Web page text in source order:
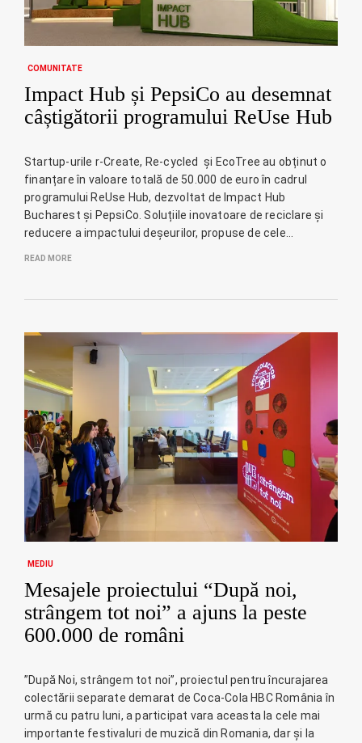
COMUNITATE
Impact Hub și PepsiCo au desemnat
câștigătorii programului ReUse Hub
Startup-urile r-Create, Re-cycled și EcoTree au obținut o
finanțare în valoare totală de 50.000 de euro în cadrul
programului ReUse Hub, dezvoltat de Impact Hub
Bucharest și PepsiCo. Soluțiile inovatoare de reciclare și
reducere a impactului deșeurilor, propuse de cele…
READ MORE
MEDIU
Mesajele proiectului “După noi,
strângem tot noi” a ajuns la peste
600.000 de români
”După Noi, strângem tot noi”, proiectul pentru încurajarea
colectării separate demarat de Coca-Cola HBC România în
urmă cu patru luni, a participat vara aceasta la cele mai
importante festivaluri de muzică din Romania, dar și la